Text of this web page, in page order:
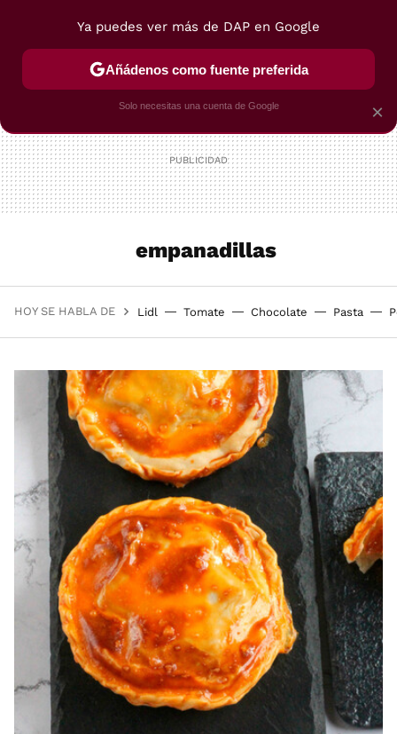
POSTRES VIAJES SELECCIÓN VEGUI
empanadillas
HOY SE HABLA DE Lidl Tomate Chocolate Pasta
×
Ya puedes ver más de DAP en Google
Añádenos como fuente preferida
Solo necesitas una cuenta de Google